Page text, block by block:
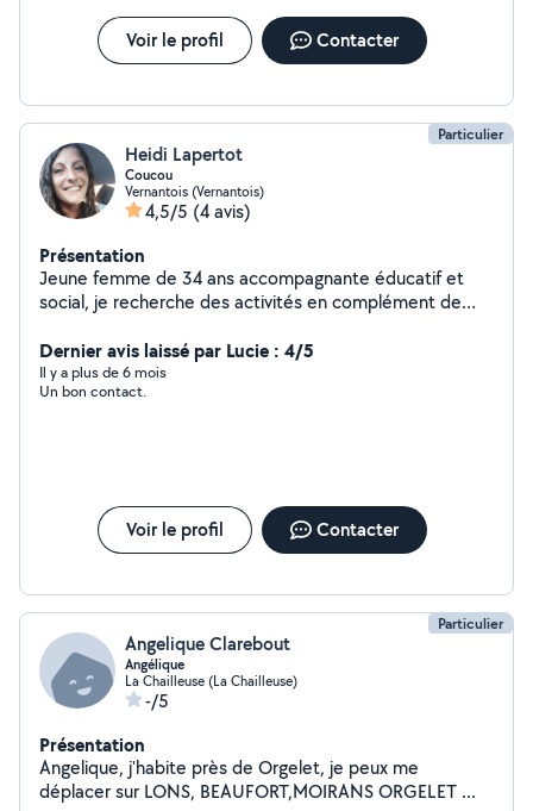
Voir le profil Contacter
Particulier
Heidi Lapertot
Coucou
Vernantois (Vernantois)
4,5/5 (4 avis)
Présentation
Jeune femme de 34 ans accompagnante éducatif et
social, je recherche des activités en complément de
gardes/visites, je suis assez polyvalente. J'ai des
compétences dans l'accompagnement d'enfants,
d'adultes et personnes âgées porteurs ou non de
soutien psychologique / écoute..) N'hésitez pas à me
contacter et je vous répondrais dans les meilleurs
d'avantage fiscal. A bientôt
Dernier avis laissé par Lucie : 4/5
Il y a plus de 6 mois
Un bon contact.
Voir le profil Contacter
Particulier
Angelique Clarebout
Angélique
La Chailleuse (La Chailleuse)
-/5
Présentation
Angelique, j'habite près de Orgelet, je peux me
déplacer sur LONS, BEAUFORT,MOIRANS ORGELET ...